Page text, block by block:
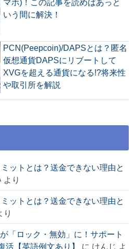
マホ)！この記事を読めばあっと
いう間に解決！
PCN(Peepcoin)/DAPSとは？匿名
仮想通貨DAPSにリブートして
XVGを超える通貨になる!?将来性
や取引所を解説
ットとは？送金できない理由と
より
ットとは？送金できない理由と
り
「ロック・無効」に！サポート
活【英語例文あり】
に けんじ よ